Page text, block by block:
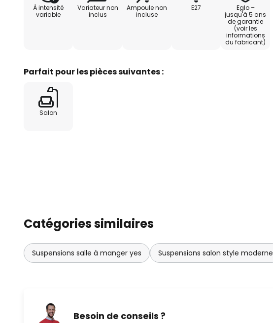
À intensité
variable
Variateur non
inclus
Ampoule non
incluse
E27
Eglo –
jusqu'à 5 ans
de garantie
(voir les
informations
du fabricant)
Parfait pour les pièces suivantes :
Salon
Catégories similaires
Suspensions salle à manger yes Suspensions salon style moderne
Besoin de conseils ?